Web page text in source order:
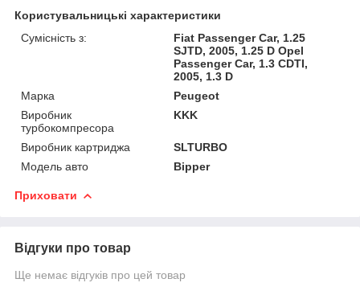
Користувальницькі характеристики
Сумісність з:
Fiat Passenger Car, 1.25
SJTD, 2005, 1.25 D Opel
Passenger Car, 1.3 CDTI,
2005, 1.3 D
Марка
Peugeot
Виробник
турбокомпресора
KKK
Виробник картриджа
SLTURBO
Модель авто
Bipper
Приховати
Відгуки про товар
Ще немає відгуків про цей товар